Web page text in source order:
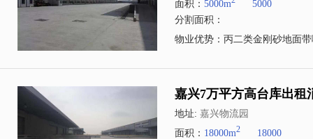
面积： 5000m
5000
分割面积：
物业优势：丙二类金刚砂地面
嘉兴7万平方高台库出租
地址: 嘉兴物流园
面积： 18000m2 18000